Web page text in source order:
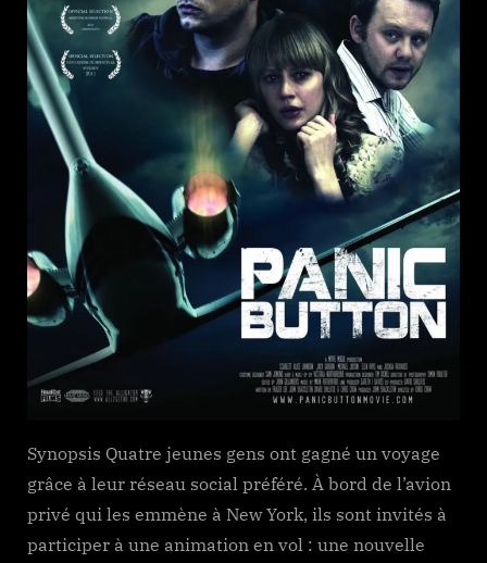
Synopsis Quatre jeunes gens ont gagné un voyage
grâce à leur réseau social préféré. À bord de l’avion
privé qui les emmène à New York, ils sont invités à
participer à une animation en vol : une nouvelle